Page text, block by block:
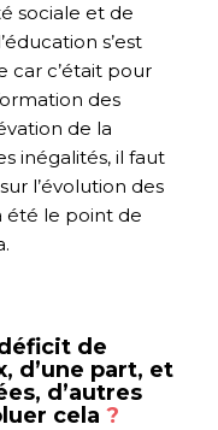
sociale et de
s’est
car c’était pour
des
de la
inégalités, il faut
l’évolution des
été le point de
de
d’une part, et
d’autres
cela ?